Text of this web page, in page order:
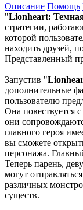
Описание Помощь
"Lionheart:
стратегии,
которой
находить друзей,
Представленный
Запустив "
дополнительные
пользователю
Она повествуется
они
главного героя
вы сможете
персонажа.
Теперь парень,
могут
различных
существ.